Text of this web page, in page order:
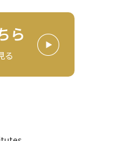
ら
る